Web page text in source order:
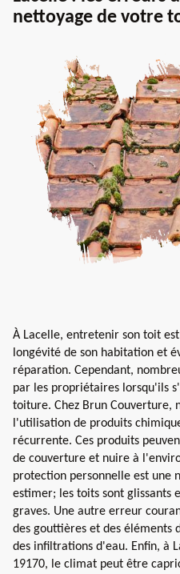
nettoyage de votre
À Lacelle, entretenir son toit
longévité de son habitation et
réparation. Cependant,
par les propriétaires lorsqu'ils
toiture. Chez Brun Couverture,
l'utilisation de produits
récurrente. Ces produits
de couverture et nuire à
protection personnelle est une
estimer; les toits sont glissants
graves. Une autre erreur
des gouttières et des éléments
des infiltrations d'eau. Enfin, à
19170, le climat peut être